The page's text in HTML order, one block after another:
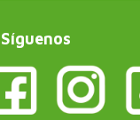
Síguenos